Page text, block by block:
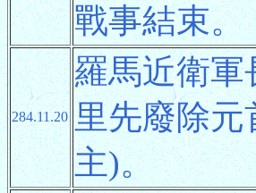
戰事結束。
284.11.20
羅馬近衛軍
里先廢除元
主)。